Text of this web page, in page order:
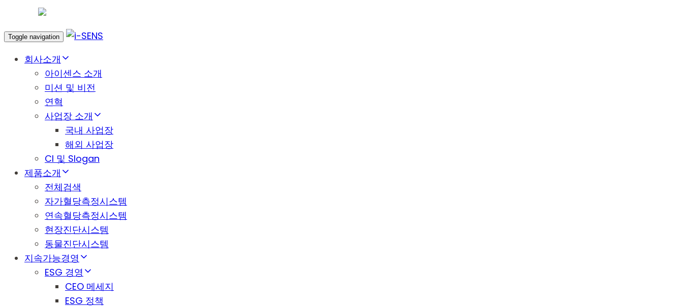
Toggle navigation
회사소개
아이센스 소개
미션 및 비전
연혁
사업장 소개
국내 사업장
해외 사업장
CI 및 Slogan
제품소개
전체검색
자가혈당측정시스템
연속혈당측정시스템
현장진단시스템
동물진단시스템
지속가능경영
ESG 경영
CEO 메세지
ESG 정책